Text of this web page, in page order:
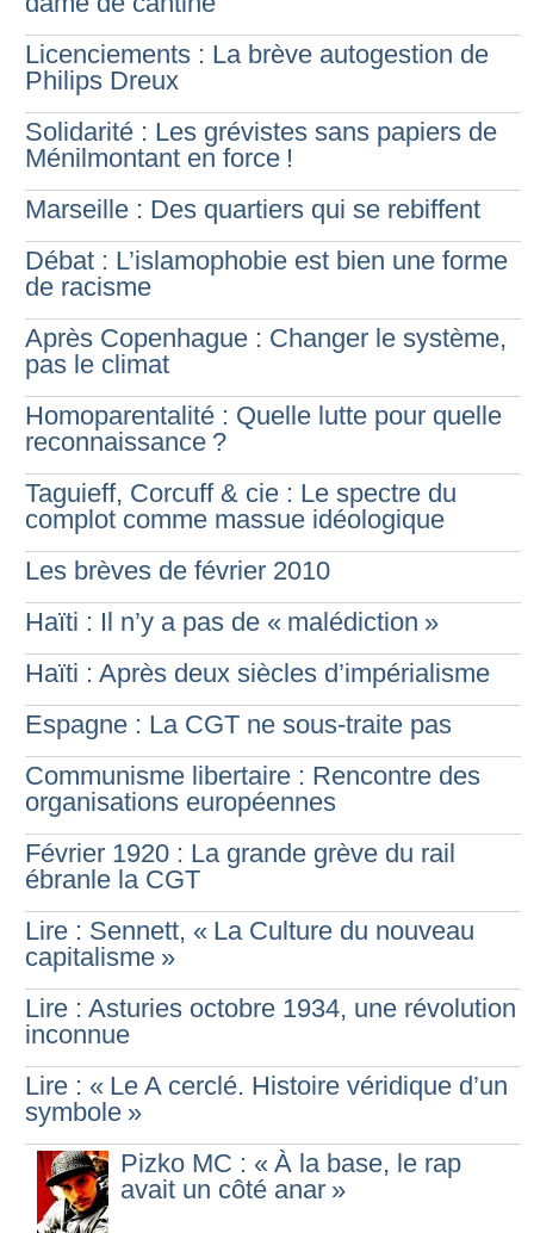
Licenciements : La brève autogestion de
Philips Dreux
Solidarité : Les grévistes sans papiers de
Ménilmontant en force !
Marseille : Des quartiers qui se rebiffent
Débat : L’islamophobie est bien une forme
de racisme
Après Copenhague : Changer le système,
pas le climat
Homoparentalité : Quelle lutte pour quelle
reconnaissance ?
Taguieff, Corcuff & cie : Le spectre du
complot comme massue idéologique
Les brèves de février 2010
Haïti : Il n’y a pas de « malédiction »
Haïti : Après deux siècles d’impérialisme
Espagne : La CGT ne sous-traite pas
Communisme libertaire : Rencontre des
organisations européennes
Février 1920 : La grande grève du rail
ébranle la CGT
Lire : Sennett, « La Culture du nouveau
capitalisme »
Lire : Asturies octobre 1934, une révolution
inconnue
Lire : « Le A cerclé. Histoire véridique d’un
symbole »
Pizko MC : « À la base, le rap
avait un côté anar »